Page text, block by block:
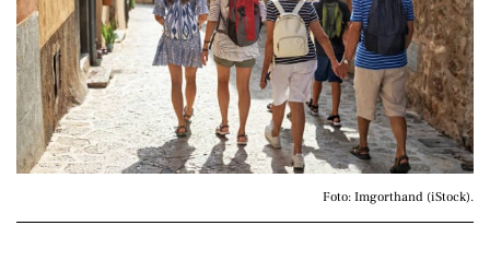
Foto: Imgorthand (iStock).